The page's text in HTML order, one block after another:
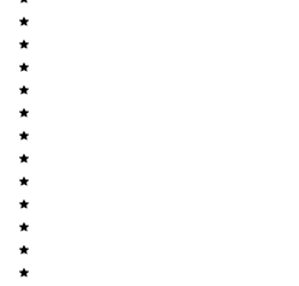
года компания является
лицом.
Сфера деятельности
строительство жилых и
инженерных коммуникаций
водоотведения,
бурение, демонтаж зданий и
строительной отрасли.